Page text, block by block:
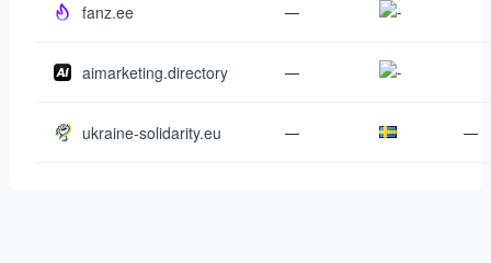
fanz.ee —
aimarketing.directory —
ukraine-solidarity.eu — —